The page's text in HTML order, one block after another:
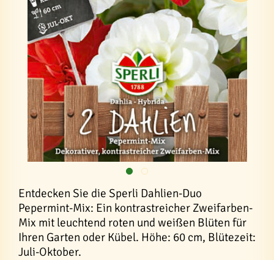
Entdecken Sie die Sperli Dahlien-Duo
Pepermint-Mix: Ein kontrastreicher Zweifarben-
Mix mit leuchtend roten und weißen Blüten für
Ihren Garten oder Kübel. Höhe: 60 cm, Blütezeit:
Juli-Oktober.